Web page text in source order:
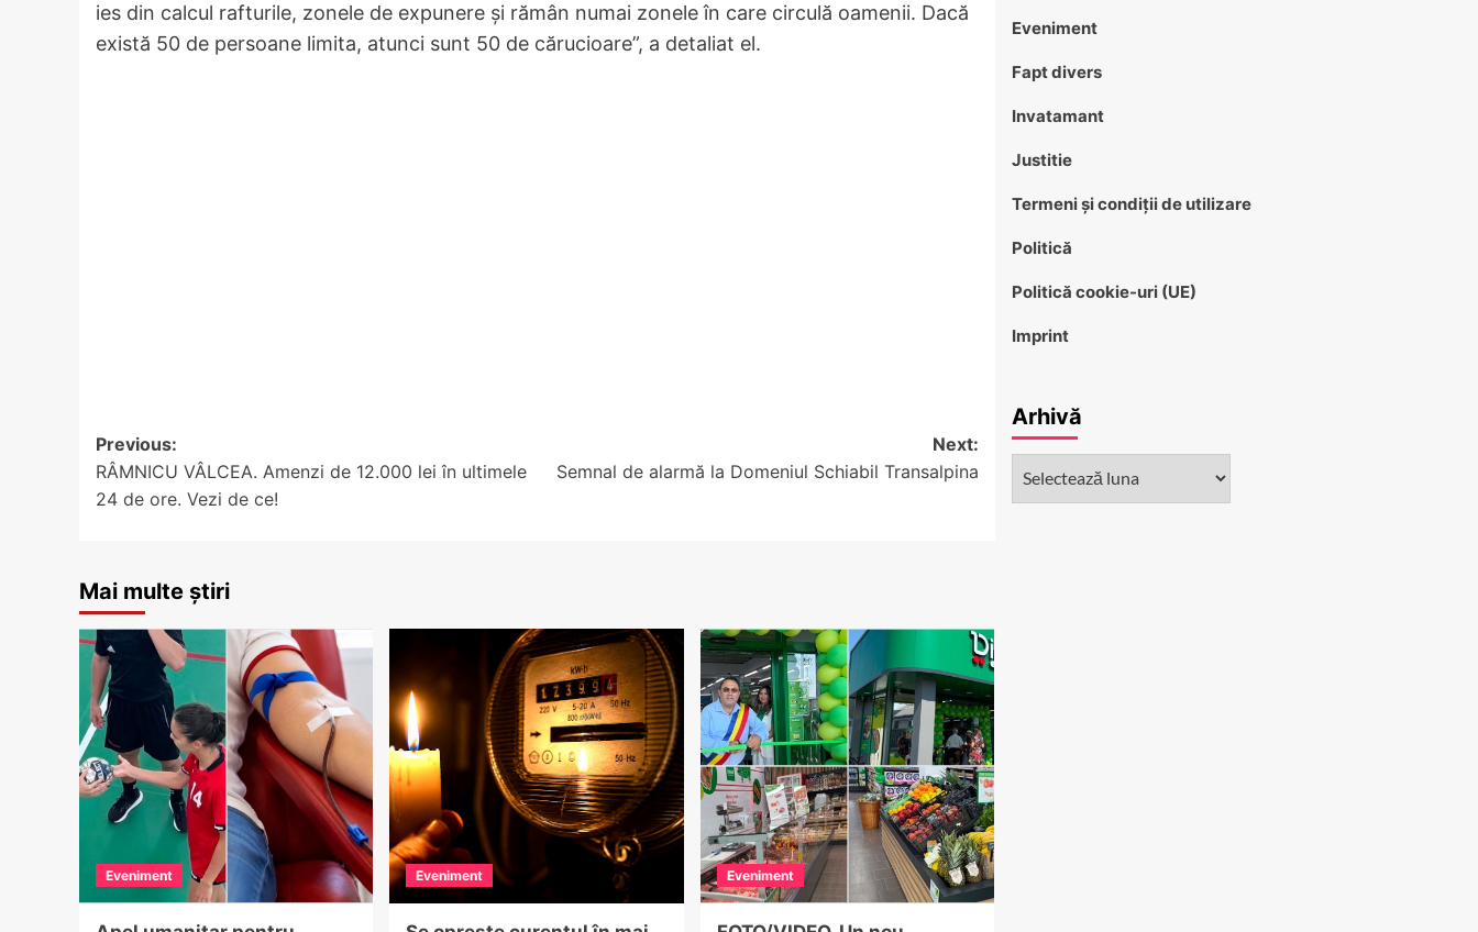
ies din calcul rafturile, zonele de expunere şi rămân numai zonele în care circulă oamenii. Dacă
există 50 de persoane limita, atunci sunt 50 de cărucioare”, a detaliat el.
Post
navigation
Previous:
RÂMNICU VÂLCEA. Amenzi de 12.000 lei în ultimele
24 de ore. Vezi de ce!
Next:
Semnal de alarmă la Domeniul Schiabil Transalpina
Mai multe știri
Eveniment Eveniment Eveniment
Eveniment
Fapt divers
Invatamant
Justitie
Termeni și condiții de utilizare
Politică
Politică cookie-uri (UE)
Imprint
Arhivă